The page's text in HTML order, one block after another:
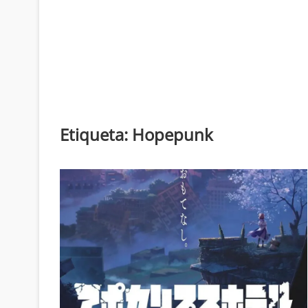
Etiqueta: Hopepunk